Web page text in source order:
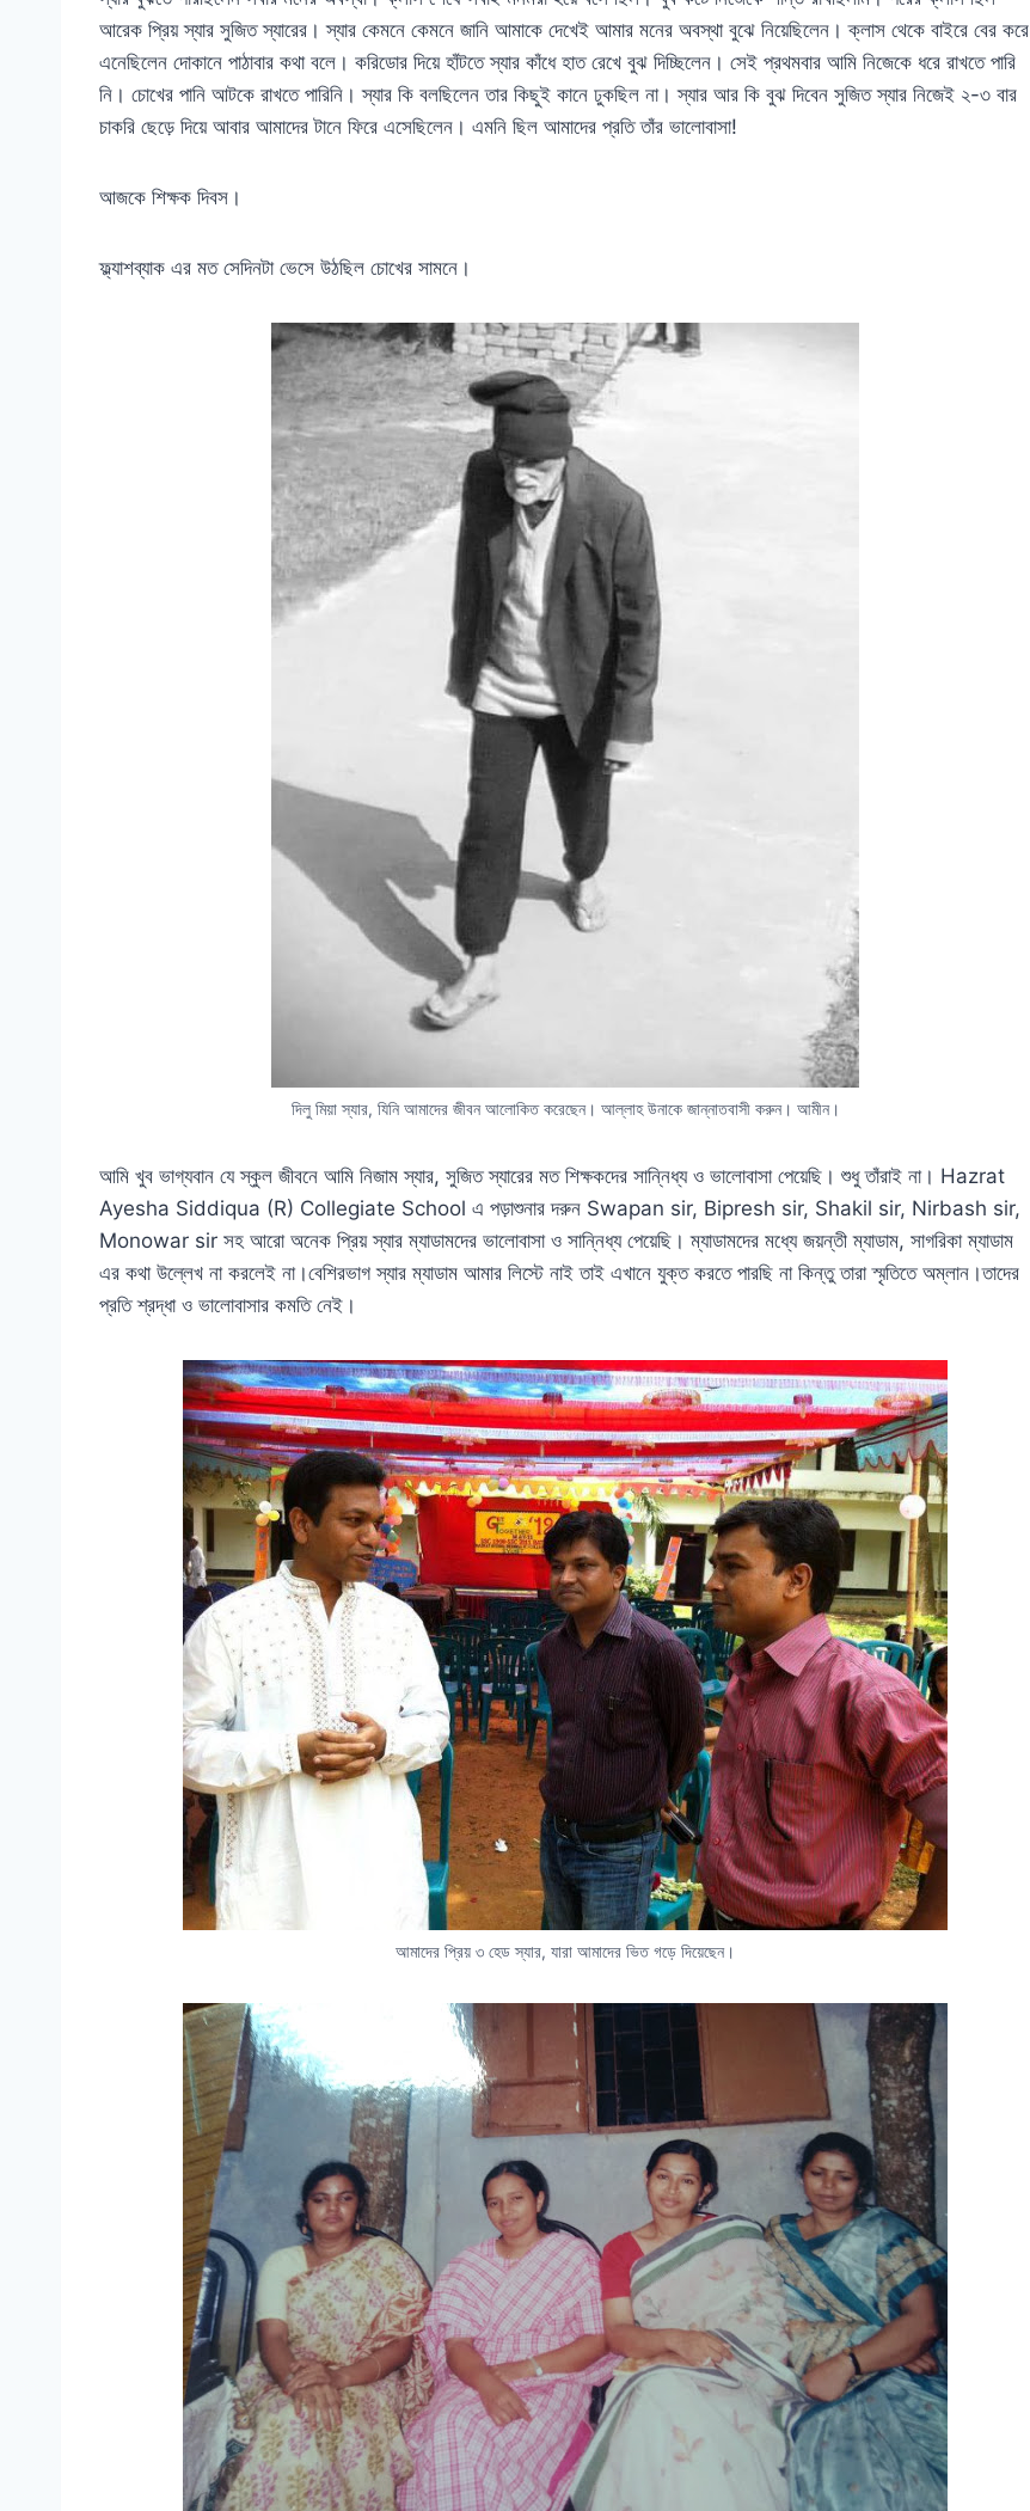
আরেক প্রিয় স্যার সুজিত স্যারের। স্যার কেমনে কেমনে জানি আমাকে দেখেই আমার মনের অবস্থা বুঝে নিয়েছিলেন। ক্লাস থেকে বাইরে বের করে
এনেছিলেন দোকানে পাঠাবার কথা বলে। করিডোর দিয়ে হাঁটতে স্যার কাঁধে হাত রেখে বুঝ দিচ্ছিলেন। সেই প্রথমবার আমি নিজেকে ধরে রাখতে পারি
নি। চোখের পানি আটকে রাখতে পারিনি। স্যার কি বলছিলেন তার কিছুই কানে ঢুকছিল না। স্যার আর কি বুঝ দিবেন সুজিত স্যার নিজেই ২-৩ বার
চাকরি ছেড়ে দিয়ে আবার আমাদের টানে ফিরে এসেছিলেন। এমনি ছিল আমাদের প্রতি তাঁর ভালোবাসা!
আজকে শিক্ষক দিবস।
ফ্ল্যাশব্যাক এর মত সেদিনটা ভেসে উঠছিল চোখের সামনে।
দিলু মিয়া স্যার, যিনি আমাদের জীবন আলোকিত করেছেন। আল্লাহ উনাকে জান্নাতবাসী করুন। আমীন।
আমি খুব ভাগ্যবান যে স্কুল জীবনে আমি নিজাম স্যার, সুজিত স্যারের মত শিক্ষকদের সান্নিধ্য ও ভালোবাসা পেয়েছি। শুধু তাঁরাই না। Hazrat
Ayesha Siddiqua (R) Collegiate School এ পড়াশুনার দরুন Swapan sir, Bipresh sir, Shakil sir, Nirbash sir,
Monowar sir সহ আরো অনেক প্রিয় স্যার ম্যাডামদের ভালোবাসা ও সান্নিধ্য পেয়েছি। ম্যাডামদের মধ্যে জয়ন্তী ম্যাডাম, সাগরিকা ম্যাডাম
এর কথা উল্লেখ না করলেই না।বেশিরভাগ স্যার ম্যাডাম আমার লিস্টে নাই তাই এখানে যুক্ত করতে পারছি না কিন্তু তারা স্মৃতিতে অম্লান।তাদের
প্রতি শ্রদ্ধা ও ভালোবাসার কমতি নেই।
আমাদের প্রিয় ৩ হেড স্যার, যারা আমাদের ভিত গড়ে দিয়েছেন।